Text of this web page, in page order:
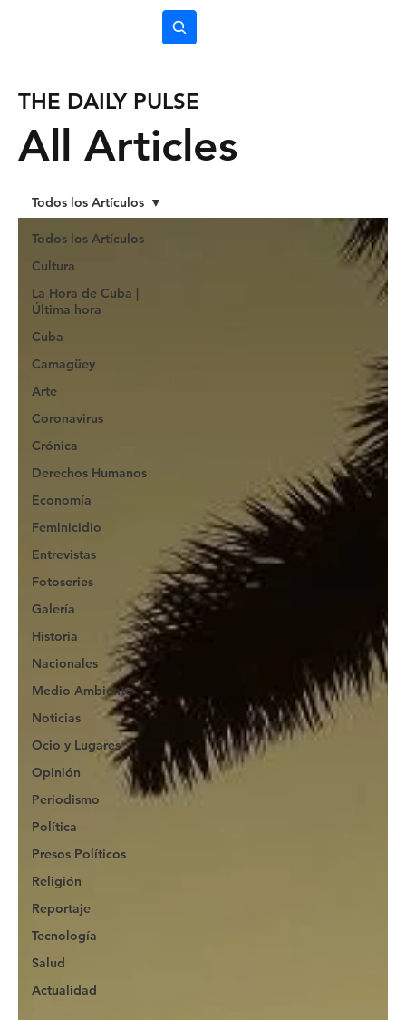
All Articles
THE DAILY PULSE
Todos los Artículos
Cultura
La Hora de Cuba |
Última hora
Cuba
Camagüey
Arte
Coronavirus
Crónica
Derechos Humanos
Economía
Feminicidio
Entrevistas
Fotoseries
Galería
Historia
Nacionales
Medio Ambiente
Noticias
Ocio y Lugares
Opinión
Periodismo
Política
Presos Políticos
Religión
Reportaje
Tecnología
Salud
Actualidad
Todos los Artículos